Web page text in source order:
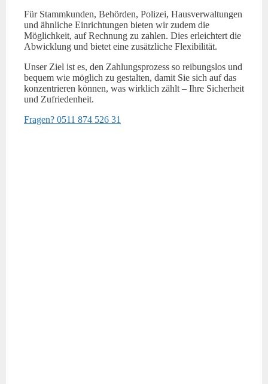
Für Stammkunden, Behörden, Polizei, Hausverwaltungen
und ähnliche Einrichtungen bieten wir zudem die
Möglichkeit, auf Rechnung zu zahlen. Dies erleichtert die
Abwicklung und bietet eine zusätzliche Flexibilität.
Unser Ziel ist es, den Zahlungsprozess so reibungslos und
bequem wie möglich zu gestalten, damit Sie sich auf das
konzentrieren können, was wirklich zählt – Ihre Sicherheit
und Zufriedenheit.
Fragen? 0511 874 526 31